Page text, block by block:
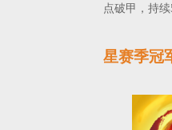
点破甲，持
星赛季冠